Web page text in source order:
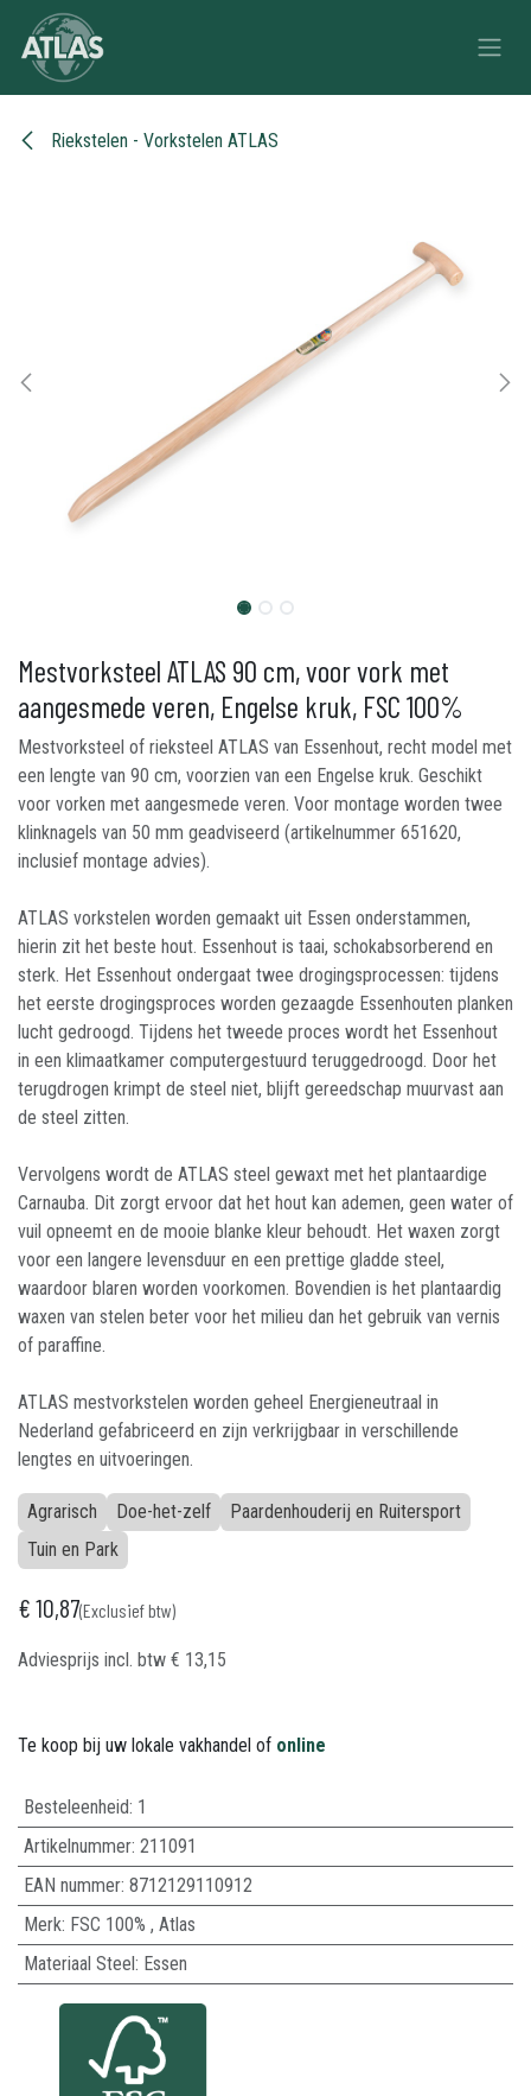
Overslaan naar inhoud
Riekstelen - Vorkstelen ATLAS
Mestvorksteel ATLAS 90 cm, voor vork met
aangesmede veren, Engelse kruk, FSC 100%
Mestvorksteel of rieksteel ATLAS van Essenhout, recht model met
een lengte van 90 cm, voorzien van een Engelse kruk. Geschikt
voor vorken met aangesmede veren. Voor montage worden twee
klinknagels van 50 mm geadviseerd (artikelnummer 651620,
inclusief montage advies).
ATLAS vorkstelen worden gemaakt uit Essen onderstammen,
hierin zit het beste hout. Essenhout is taai, schokabsorberend en
sterk. Het Essenhout ondergaat twee drogingsprocessen: tijdens
het eerste drogingsproces worden gezaagde Essenhouten planken
lucht gedroogd. Tijdens het tweede proces wordt het Essenhout
in een klimaatkamer computergestuurd teruggedroogd. Door het
terugdrogen krimpt de steel niet, blijft gereedschap muurvast aan
de steel zitten.
Vervolgens wordt de ATLAS steel gewaxt met het plantaardige
Carnauba. Dit zorgt ervoor dat het hout kan ademen, geen water of
vuil opneemt en de mooie blanke kleur behoudt. Het waxen zorgt
voor een langere levensduur en een prettige gladde steel,
waardoor blaren worden voorkomen. Bovendien is het plantaardig
waxen van stelen beter voor het milieu dan het gebruik van vernis
of paraffine.
ATLAS mestvorkstelen worden geheel Energieneutraal in
Nederland gefabriceerd en zijn verkrijgbaar in verschillende
lengtes en uitvoeringen.
Agrarisch Doe-het-zelf
Paardenhouderij en Ruitersport
Tuin en Park
€10,87(Exclusief btw)
Adviesprijs incl. btw € 13,15
Te koop bij uw lokale vakhandel of online
Besteleenheid: 1
Artikelnummer: 211091
EAN nummer: 8712129110912
Merk: FSC 100% , Atlas
Materiaal Steel: Essen